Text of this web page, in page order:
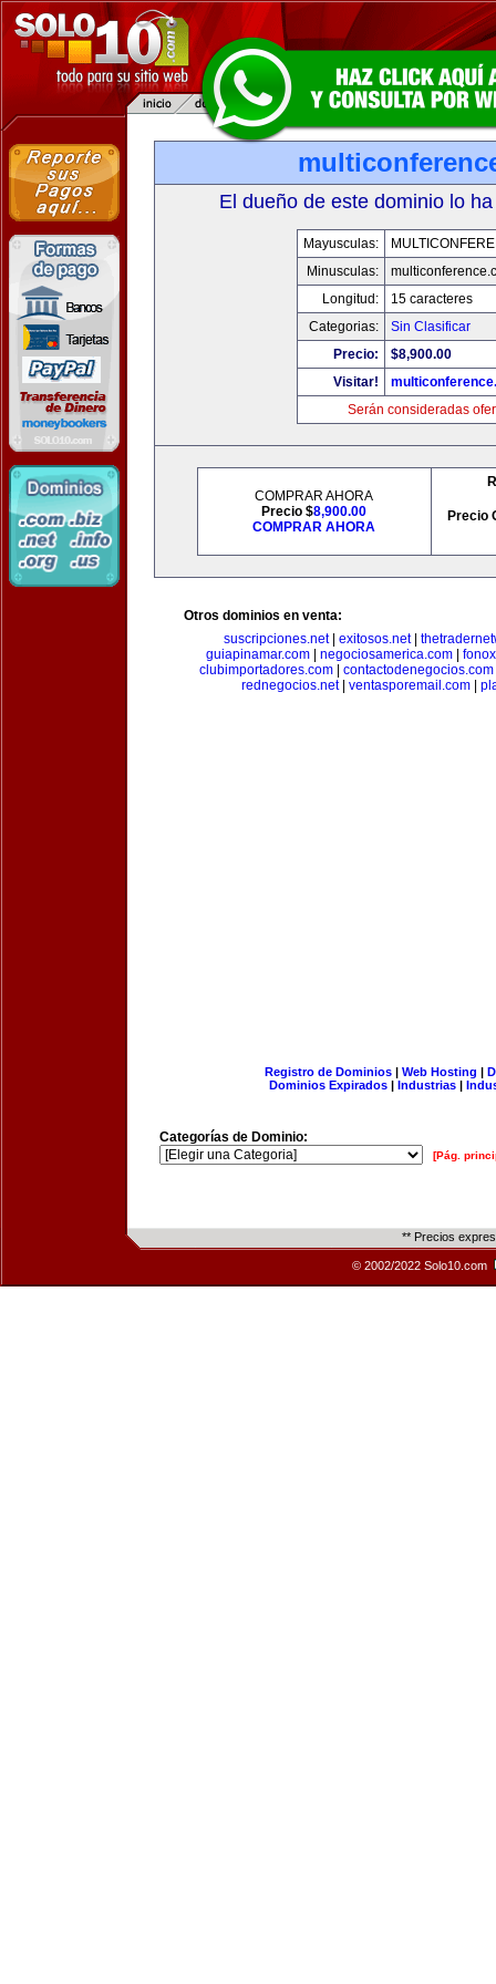
El dueño de este dominio lo
Mayusculas:
Minusculas:
Longitud:
15 caracteres
Categorias:
Sin Clasificar
Precio:
$8,900.00
Visitar!
Serán consideradas
COMPRAR AHORA
Precio $8,900.00
COMPRAR AHORA
Precio
Otros dominios en venta:
suscripciones.net| exitosos.net|
guiapinamar.com
negociosamerica.com
clubimportadores.com
contactodenegocios.com
rednegocios.net| ventasporemail.com
Registro de Dominios| Web Hosting |
Dominios Expirados | Industrias |
Categorías de Dominio:
[Pág.
** Precios
© 2002/2022 Solo10.com